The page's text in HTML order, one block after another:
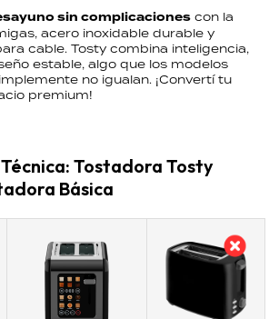
sin complicaciones con la
acero inoxidable durable y
cable. Tosty combina inteligencia,
estable, algo que los modelos
no igualan. ¡Convertí tu
premium!
Tostadora Tosty
Básica